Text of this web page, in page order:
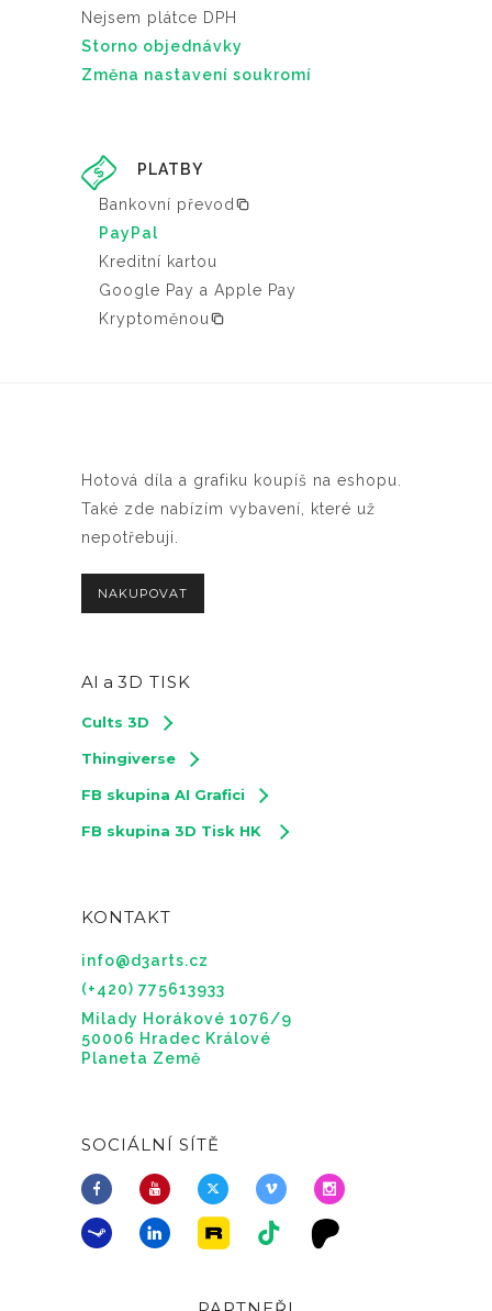
Nejsem plátce DPH
Storno objednávky
Změna nastavení soukromí
PLATBY
Bankovní převod
PayPal
Kreditní kartou
Google Pay a Apple Pay
Kryptoměnou
Hotová díla a grafiku koupíš na eshopu.
Také zde nabízím vybavení, které už
nepotřebuji.
NAKUPOVAT
AI a 3D TISK
Cults 3D
Thingiverse
FB skupina AI Grafici
FB skupina 3D Tisk HK
KONTAKT
info@d3arts.cz
(+420) 775613933
Milady Horákové 1076/9
50006 Hradec Králové
Planeta Země
SOCIÁLNÍ SÍTĚ